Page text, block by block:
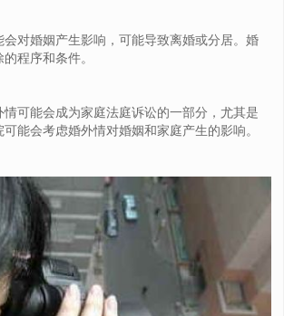
会对婚姻产生影响，可能导致离婚或分居。婚
程序和条件。
可能会成为家庭法庭诉讼的一部分，尤其是
能会考虑婚外情对婚姻和家庭产生的影响。